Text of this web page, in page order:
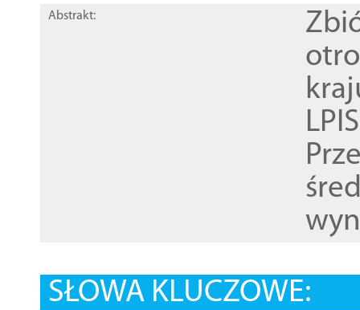
Abstrakt:
SŁOWA KLUCZOWE: